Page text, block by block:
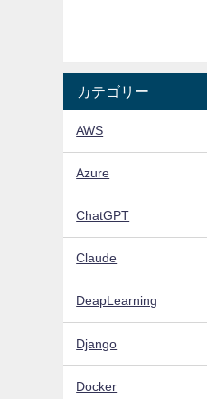
カテゴリー
AWS
Azure
ChatGPT
Claude
DeapLearning
Django
Docker